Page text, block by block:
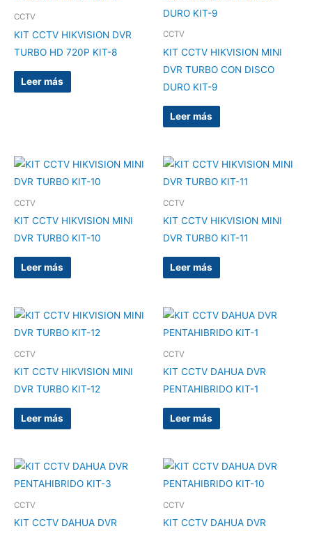
CCTV
KIT CCTV HIKVISION DVR
TURBO HD 720P KIT-8
Leer más
CCTV
KIT CCTV HIKVISION MINI
DVR TURBO CON DISCO
DURO KIT-9
Leer más
CCTV
KIT CCTV HIKVISION MINI
DVR TURBO KIT-10
Leer más
CCTV
KIT CCTV HIKVISION MINI
DVR TURBO KIT-11
Leer más
CCTV
KIT CCTV HIKVISION MINI
DVR TURBO KIT-12
Leer más
CCTV
KIT CCTV DAHUA DVR
PENTAHIBRIDO KIT-1
Leer más
CCTV
KIT CCTV DAHUA DVR
CCTV
KIT CCTV DAHUA DVR